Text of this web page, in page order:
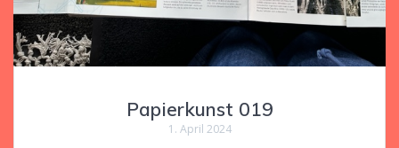
Papierkunst 019
1. April 2024